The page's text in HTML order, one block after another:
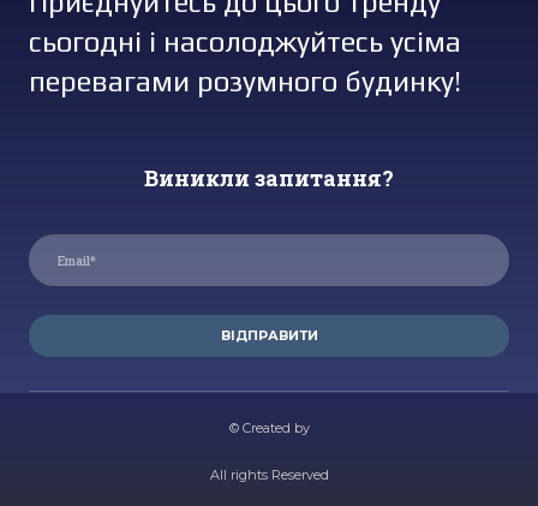
сьогодні і насолоджуйтесь усіма
перевагами розумного будинку!
Виникли запитання?
ВІДПРАВИТИ
© Created by
All rights Reserved